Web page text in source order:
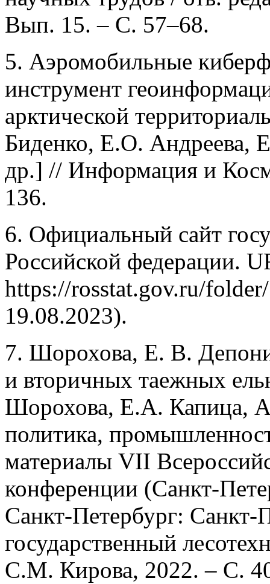
Вып. 15. – С. 57–68.
5. Аэромобильные
инструмент
арктической
Биденко, Е.О. Андреева,
др.] // Информация и
136.
6. Официальный сайт
Российской федерации.
https://rosstat.gov.ru/
19.08.2023).
7. Шорохова, Е. В.
и вторичных таежных
Шорохова, Е.А. Капица,
политика,
материалы VII
конференции (Санкт-
Санкт-Петербург: Санкт-
государственный
С.М. Кирова, 2022. – С.